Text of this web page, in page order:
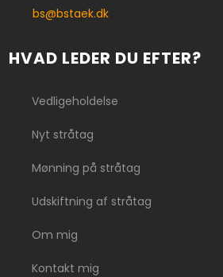
bs@bstaek.dk
HVAD LEDER DU EFTER?
Vedligeholdelse
Nyt stråtag
Mønning på stråtag
Udskiftning af stråtag
Om mig
Kontakt mig